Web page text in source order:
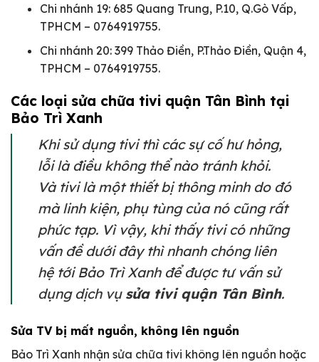
Chi nhánh 19: 685 Quang Trung, P.10, Q.Gò Vấp,
TPHCM – 0764919755.
Chi nhánh 20: 399 Thảo Điền, P.Thảo Điền, Quận 4,
TPHCM – 0764919755.
Các loại sửa chữa tivi quận Tân Bình tại
Bảo Trì Xanh
Khi sử dụng tivi thì các sự cố hư hỏng,
lỗi là điều không thể nào tránh khỏi.
Và tivi là một thiết bị thông minh do đó
mà linh kiện, phụ tùng của nó cũng rất
phức tạp. Vì vậy, khi thấy tivi có những
vấn đề dưới đây thì nhanh chóng liên
hệ tới Bảo Trì Xanh để được tư vấn sử
dụng dịch vụ sửa tivi quận Tân Bình.
Sửa TV bị mất nguồn, không lên nguồn
Bảo Trì Xanh nhận sửa chữa tivi không lên nguồn hoặc